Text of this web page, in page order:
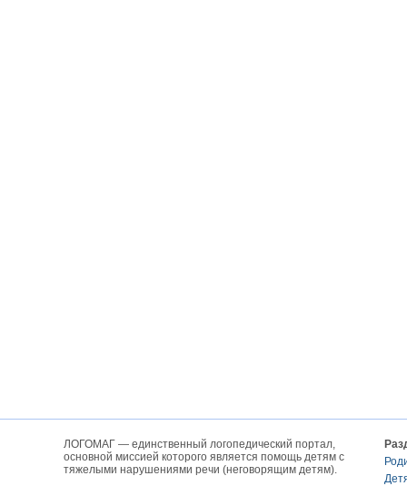
ЛОГОМАГ — единственный логопедический портал,
основной миссией которого является помощь детям с
тяжелыми нарушениями речи (неговорящим детям).